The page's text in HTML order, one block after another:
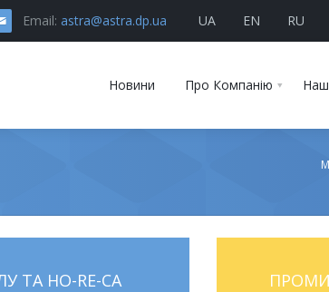
Email: astra@astra.dp.ua UA EN RU
Новини Про Компанію
ТА HO-RE-CA